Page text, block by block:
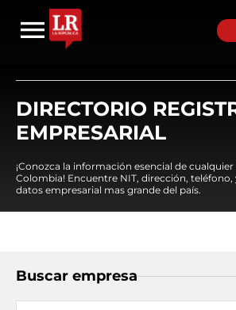
DIRECTORIO
EMPRESARIAL
¡Conozca la información esencial de
Colombia! Encuentre NIT, dirección, teléfono,
datos empresarial mas grande del país.
Buscar empresa